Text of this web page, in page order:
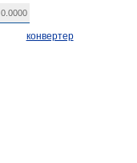
0.0000
конвертер